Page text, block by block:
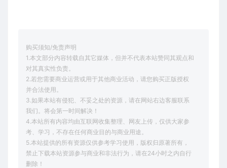
购买须知/免责声明
1.本文部分内容转载自其它媒体，但并不代表本站赞同其观点和
对其真实性负责。
2.若您需要商业运营或用于其他商业活动，请您购买正版授权
并合法使用。
3.如果本站有侵犯、不妥之处的资源，请在网站右边客服联系
我们。将会第一时间解决！
4.本站所有内容均由互联网收集整理、网友上传，仅供大家参
考、学习，不存在任何商业目的与商业用途。
5.本站提供的所有资源仅供参考学习使用，版权归原著所有，
禁止下载本站资源参与商业和非法行为，请在24小时之内自行
删除！